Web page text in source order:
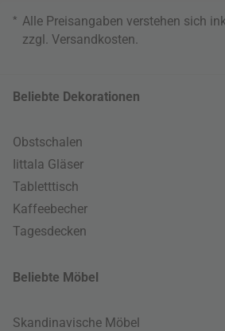
* Alle Preisangaben verstehen sich
zzgl. Versandkosten
Beliebte Dekorationen
Obstschalen
Iittala Gläser
Tabletttisch
Kaffeebecher
Tagesdecken
Beliebte Möbel
Skandinavische Möbel